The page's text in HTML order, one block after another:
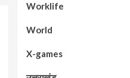
Worklife
World
X-games